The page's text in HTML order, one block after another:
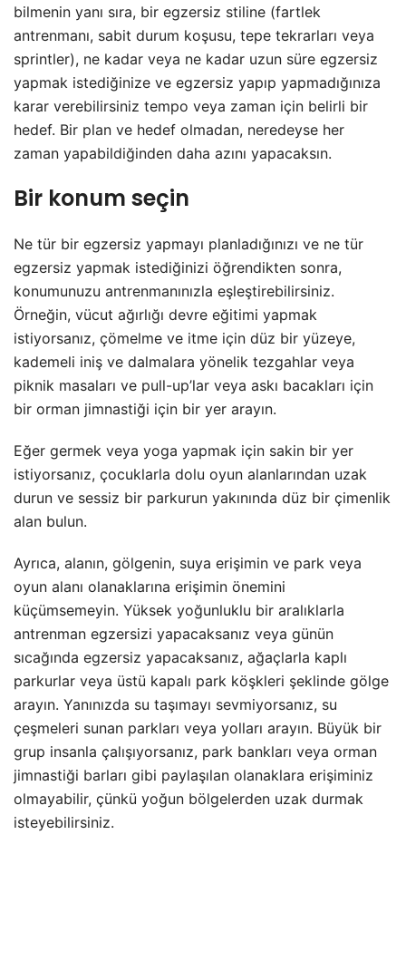
bilmenin yanı sıra, bir egzersiz stiline (fartlek
antrenmanı, sabit durum koşusu, tepe tekrarları veya
sprintler), ne kadar veya ne kadar uzun süre egzersiz
yapmak istediğinize ve egzersiz yapıp yapmadığınıza
karar verebilirsiniz tempo veya zaman için belirli bir
hedef. Bir plan ve hedef olmadan, neredeyse her
zaman yapabildiğinden daha azını yapacaksın.
Bir konum seçin
Ne tür bir egzersiz yapmayı planladığınızı ve ne tür
egzersiz yapmak istediğinizi öğrendikten sonra,
konumunuzu antrenmanınızla eşleştirebilirsiniz.
Örneğin, vücut ağırlığı devre eğitimi yapmak
istiyorsanız, çömelme ve itme için düz bir yüzeye,
kademeli iniş ve dalmalara yönelik tezgahlar veya
piknik masaları ve pull-up’lar veya askı bacakları için
bir orman jimnastiği için bir yer arayın.
Eğer germek veya yoga yapmak için sakin bir yer
istiyorsanız, çocuklarla dolu oyun alanlarından uzak
durun ve sessiz bir parkurun yakınında düz bir çimenlik
alan bulun.
Ayrıca, alanın, gölgenin, suya erişimin ve park veya
oyun alanı olanaklarına erişimin önemini
küçümsemeyin. Yüksek yoğunluklu bir aralıklarla
antrenman egzersizi yapacaksanız veya günün
sıcağında egzersiz yapacaksanız, ağaçlarla kaplı
parkurlar veya üstü kapalı park köşkleri şeklinde gölge
arayın. Yanınızda su taşımayı sevmiyorsanız, su
çeşmeleri sunan parkları veya yolları arayın. Büyük bir
grup insanla çalışıyorsanız, park bankları veya orman
jimnastiği barları gibi paylaşılan olanaklara erişiminiz
olmayabilir, çünkü yoğun bölgelerden uzak durmak
isteyebilirsiniz.